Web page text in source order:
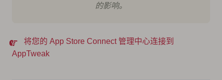
的影响。
将您的 App Store Connect 管理中心连接到
AppTweak